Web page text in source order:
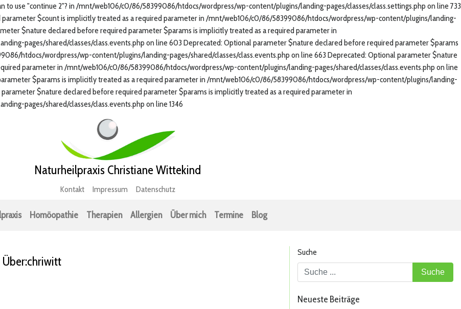
to use "continue 2"? in /mnt/web106/c0/86/58399086/htdocs/wordpress/wp-content/plugins/landing-pages/classes/class.settings.php on line 733
$count is implicitly treated as a required parameter in /mnt/web106/c0/86/58399086/htdocs/wordpress/wp-content/plugins/landing-
$nature declared before required parameter $params is implicitly treated as a required parameter in
pages/shared/classes/class.events.php on line 603 Deprecated: Optional parameter $nature declared before required parameter $params
htdocs/wordpress/wp-content/plugins/landing-pages/shared/classes/class.events.php on line 663 Deprecated: Optional parameter $nature
parameter in /mnt/web106/c0/86/58399086/htdocs/wordpress/wp-content/plugins/landing-pages/shared/classes/class.events.php on line
$params is implicitly treated as a required parameter in /mnt/web106/c0/86/58399086/htdocs/wordpress/wp-content/plugins/landing-
parameter $nature declared before required parameter $params is implicitly treated as a required parameter in
pages/shared/classes/class.events.php on line 1346
Naturheilpraxis Christiane Wittekind
Kontakt Impressum Datenschutz
Homöopathie Therapien Allergien Über mich Termine Blog
Über:chriwitt
Suche
Neueste Beiträge